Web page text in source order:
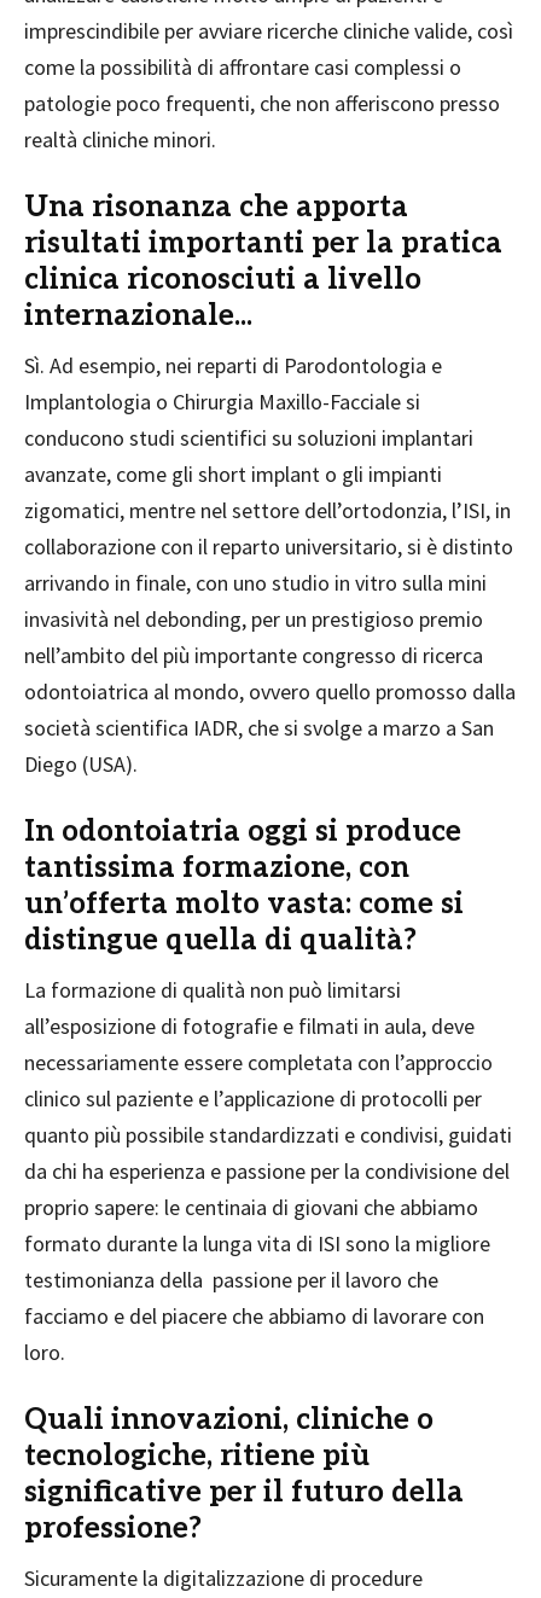
imprescindibile per avviare ricerche cliniche valide, così
come la possibilità di affrontare casi complessi o
patologie poco frequenti, che non afferiscono presso
realtà cliniche minori.
Una risonanza che apporta
risultati importanti per la pratica
clinica riconosciuti a livello
internazionale...
Sì. Ad esempio, nei reparti di Parodontologia e
Implantologia o Chirurgia Maxillo-Facciale si
conducono studi scientifici su soluzioni implantari
avanzate, come gli short implant o gli impianti
zigomatici, mentre nel settore dell’ortodonzia, l’ISI, in
collaborazione con il reparto universitario, si è distinto
arrivando in finale, con uno studio in vitro sulla mini
invasività nel debonding, per un prestigioso premio
nell’ambito del più importante congresso di ricerca
odontoiatrica al mondo, ovvero quello promosso dalla
società scientifica IADR, che si svolge a marzo a San
Diego (USA).
In odontoiatria oggi si produce
tantissima formazione, con
un’offerta molto vasta: come si
distingue quella di qualità?
La formazione di qualità non può limitarsi
all’esposizione di fotografie e filmati in aula, deve
necessariamente essere completata con l’approccio
clinico sul paziente e l’applicazione di protocolli per
quanto più possibile standardizzati e condivisi, guidati
da chi ha esperienza e passione per la condivisione del
proprio sapere: le centinaia di giovani che abbiamo
formato durante la lunga vita di ISI sono la migliore
testimonianza della passione per il lavoro che
facciamo e del piacere che abbiamo di lavorare con
loro.
Quali innovazioni, cliniche o
tecnologiche, ritiene più
significative per il futuro della
professione?
Sicuramente la digitalizzazione di procedure